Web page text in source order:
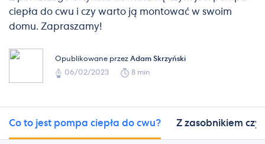
ciepła do cwu i czy warto ją montować w swoim
domu. Zapraszamy!
Opublikowane przez Adam Skrzyński
06/02/2023
8 min
Co to jest pompa ciepła do cwu? Z zasobnikiem czy